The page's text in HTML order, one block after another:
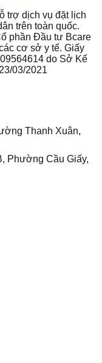
trợ dịch vụ đặt lịch
trên toàn quốc.
phần Đầu tư Bcare
cơ sở y tế. Giấy
do Sở Kế
03/2021
Thanh Xuân,
Phường Cầu Giấy,